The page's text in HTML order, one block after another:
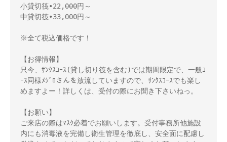
小貸切筏•22,000円～
中貸切筏•33,000円～
※全て税込価格です！
【お得情報】
只今、ｻﾝｸｽｺｰｽ(貸し切り筏を含む)では期間限定で、一般ｺ
ｰｽ同様ﾒｼﾞﾛさんを放流していますので、ｻﾝｸｽｺｰｽでも楽し
めますよー！詳しくは、受付の際にお聞き下さいねっ。
【お願い】
ご来店の際はﾏｽｸ必着でお願いします。受付事務所他施設
内にも消毒液を完備し衛生管理を徹底し、安全面に配慮し